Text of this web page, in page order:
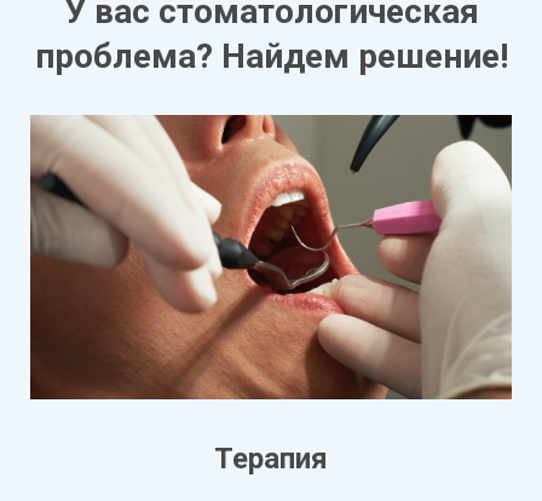
У вас стоматологическая
проблема? Найдем решение!
Терапия